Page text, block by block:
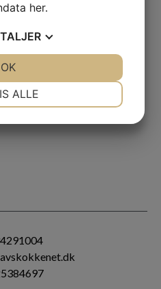
kuvert
6 kuverter
og tallerkner”
her.
ALLE
OK